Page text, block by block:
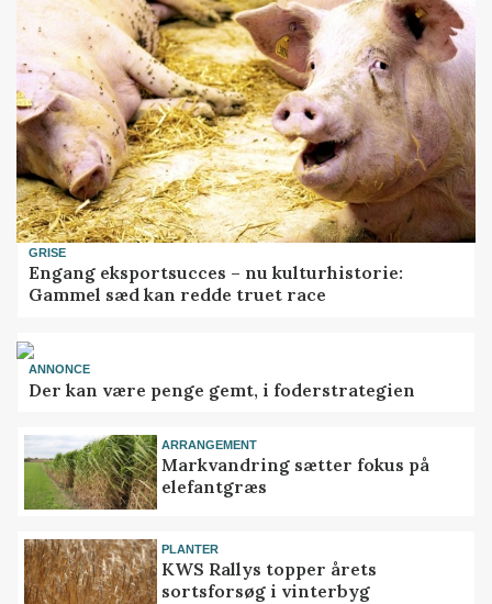
GRISE
Engang eksportsucces – nu kulturhistorie:
Gammel sæd kan redde truet race
ANNONCE
Der kan være penge gemt, i foderstrategien
ARRANGEMENT
Markvandring sætter fokus på
elefantgræs
PLANTER
KWS Rallys topper årets
sortsforsøg i vinterbyg